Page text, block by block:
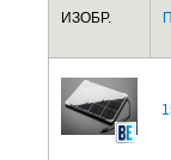
ИЗОБР.